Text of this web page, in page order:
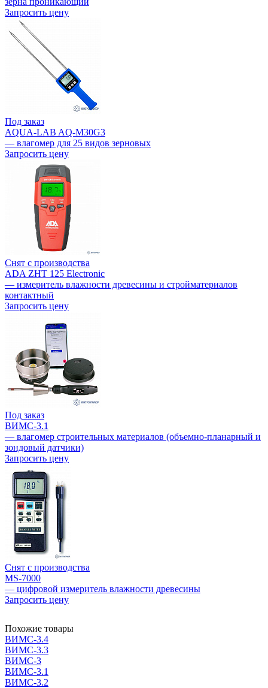
Запросить цену
Под заказ
AQUA-LAB AQ-M30G3
— влагомер для 25 видов зерновых
Запросить цену
Снят с производства
ADA ZHT 125 Electronic
— измеритель влажности древесины и стройматериалов
контактный
Запросить цену
Под заказ
ВИМС-3.1
— влагомер строительных материалов (объемно-планарный и
зондовый датчики)
Запросить цену
Снят с производства
MS-7000
— цифровой измеритель влажности древесины
Запросить цену
Похожие товары
ВИМС-3.4
ВИМС-3.3
ВИМС-3
ВИМС-3.1
ВИМС-3.2